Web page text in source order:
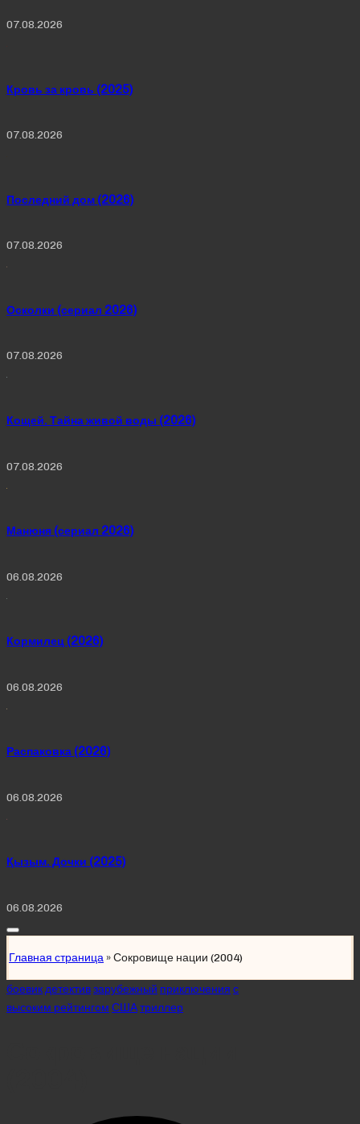
07.08.2026
Кровь за кровь (2025)
07.08.2026
Последний дом (2026)
07.08.2026
Осколки (сериал 2026)
07.08.2026
Кощей. Тайна живой воды (2026)
07.08.2026
Манюня (сериал 2026)
06.08.2026
Кормилец (2026)
06.08.2026
Распаковка (2026)
06.08.2026
Қызым. Дочки (2025)
06.08.2026
Главная страница »Сокровище нации (2004)
Posted
in
боевик детективзарубежный приключения с
высоким рейтингом СШАтриллер